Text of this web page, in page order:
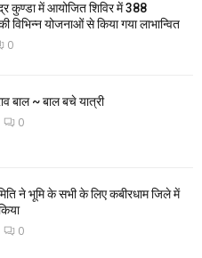
कुण्डा में आयोजित शिविर में 388
विभिन्न योजनाओं से किया गया लाभान्वित
0
बाल ~ बाल बचे यात्री
0
ने भूमि के सभी के लिए कबीरधाम जिले में
0